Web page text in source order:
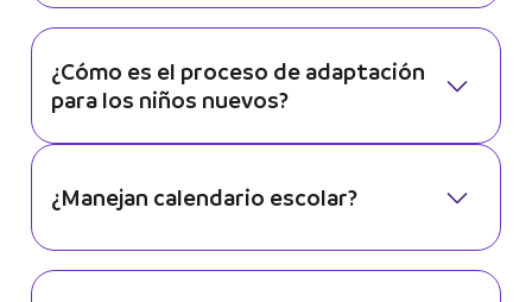
¿Cómo es el proceso de adaptación
para los niños nuevos?
¿Manejan calendario escolar?